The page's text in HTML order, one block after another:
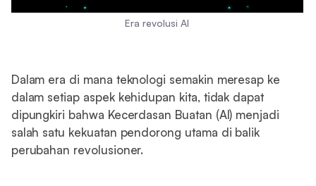
Era revolusi AI
Dalam era di mana teknologi semakin meresap ke
dalam setiap aspek kehidupan kita, tidak dapat
dipungkiri bahwa Kecerdasan Buatan (AI) menjadi
salah satu kekuatan pendorong utama di balik
perubahan revolusioner.